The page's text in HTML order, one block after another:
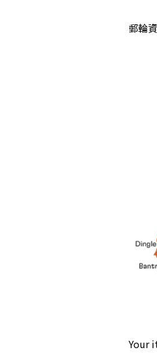
郵輪
Your